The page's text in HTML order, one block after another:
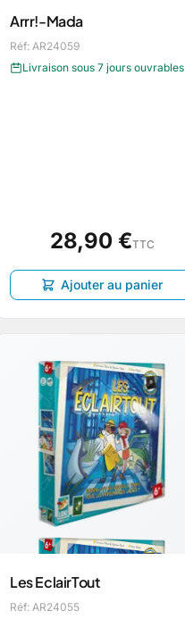
Arrr!-Mada
Réf: AR24059
Livraison sous 7 jours ouvrables
28,90 €TTC
Ajouter au panier
Les EclairTout
Réf: AR24055